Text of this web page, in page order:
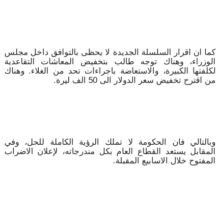
كما ان اقرار السلسلة الجديدة لا يحظى بالتوافق داخل مجلس
الوزراء، وهناك توجه طالب بتخفيض المعاشات التقاعدية
لكلفتها الكبيرة، والاستعاضة باجراءات تحد من الغلاء. وهناك
من اقترح تخفيض سعر الدولار الى 50 الف ليرة.
وبالتالي فان الحكومة لا تملك الرؤية الكاملة للحل، وفي
المقابل يستعد القطاع العام بكل مندرجاته، لإعلان الاضراب
المفتوح خلال الاسابيع المقبلة.